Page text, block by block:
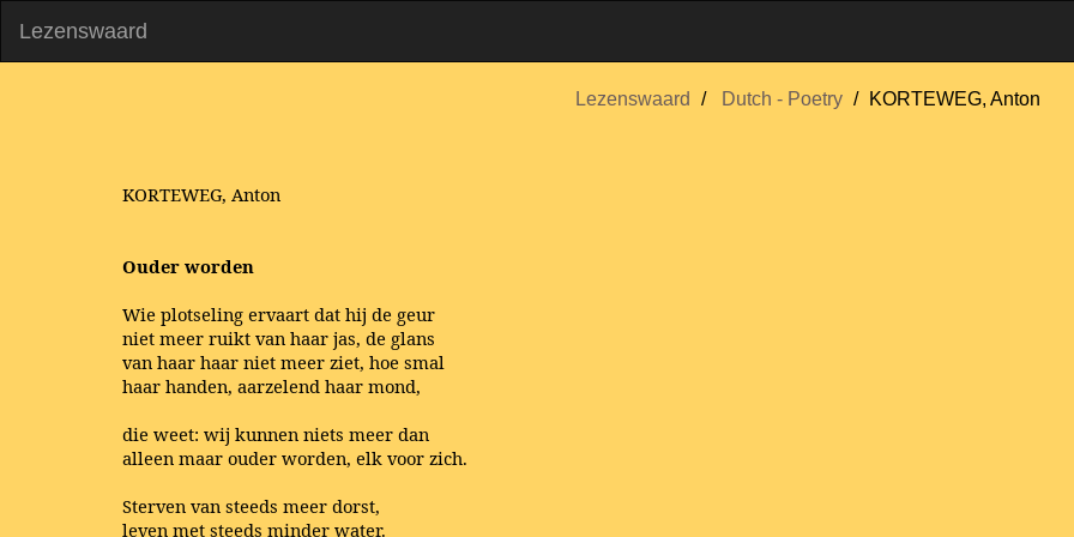
Lezenswaard
Lezenswaard Dutch - Poetry KORTEWEG, Anton
KORTEWEG, Anton
Ouder worden
Wie plotseling ervaart dat hij de geur
niet meer ruikt van haar jas, de glans
van haar haar niet meer ziet, hoe smal
haar handen, aarzelend haar mond,
die weet: wij kunnen niets meer dan
alleen maar ouder worden, elk voor zich.
Sterven van steeds meer dorst,
leven met steeds minder water.